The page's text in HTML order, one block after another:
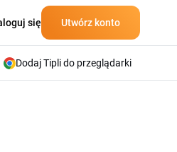
się Utwórz konto
Dodaj Tipli do przeglądarki